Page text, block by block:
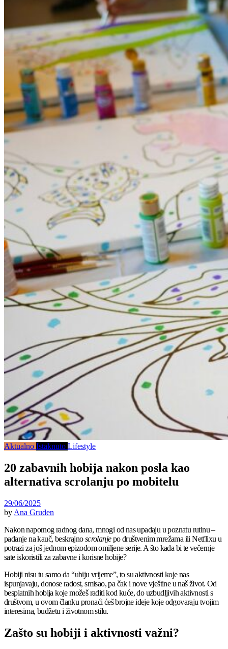
Aktualno Istaknuto Lifestyle
20 zabavnih hobija nakon posla kao
alternativa scrolanju po mobitelu
29/06/2025
by Ana Gruden
Nakon napornog radnog dana, mnogi od nas upadaju u poznatu rutinu –
padanje na kauč, beskrajnoscrolanjepo društvenim mrežama ili Netflixu u
potrazi za još jednom epizodom omiljene serije. A što kada bi te večernje
sate iskoristili za zabavne i korisne hobije?
Hobiji nisu tu samo da “ubiju vrijeme”, to su aktivnosti koje nas
ispunjavaju, donose radost, smisao, pa čak i nove vještine u naš život. Od
besplatnih hobija koje možeš raditi kod kuće, do uzbudljivih aktivnosti s
društvom, u ovom članku pronaći ćeš brojne ideje koje odgovaraju tvojim
interesima, budžetu i životnom stilu.
Zašto su hobiji i aktivnosti važni?